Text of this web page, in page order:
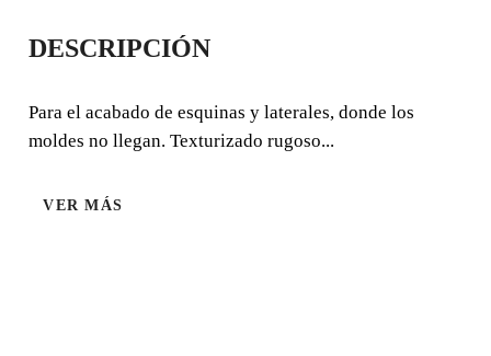
RODILLO CON
TEXTURA
Para el acabado de esquinas y laterales, donde los moldes
no llegan. Texturizado rugoso rústico.
DESCRIPCIÓN
Para el acabado de esquinas y laterales, donde los
moldes no llegan. Texturizado rugoso...
VER MÁS